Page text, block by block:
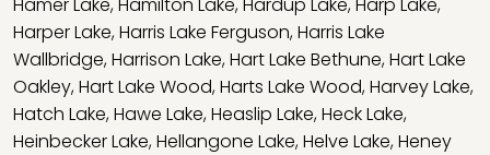
Harper Lake,Harris Lake Ferguson,Harris Lake
Wallbridge,Harrison Lake,Hart Lake Bethune,Hart Lake
Oakley,Hart Lake Wood,Harts Lake Wood,Harvey Lake,
Hatch Lake,Hawe Lake,Heaslip Lake,Heck Lake,
Heinbecker Lake,Hellangone Lake,Helve Lake,Heney